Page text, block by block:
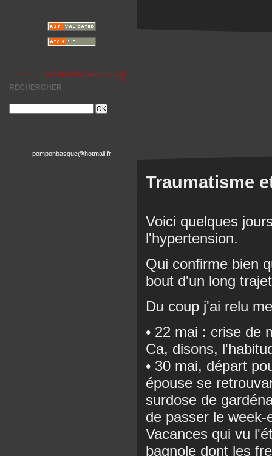
RECHERCHER
pomponbasque@hotmail.fr
Traumatisme
Voici quelques
l'hypertension.
Qui confirme bien
bout d'un long
Du coup j'ai relu
• 22 mai : crise de
Ca, disons,
• 30 mai, départ
épouse se
surdose de
de passer le
Vacances qui vu
bagnole dont les